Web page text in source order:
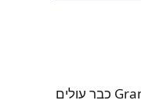
עד 2025 - נתון שנתוני השוק הנוכחיים של Grand View Research כבר עולים